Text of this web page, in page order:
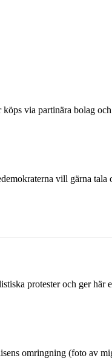
via partinära bolag
vill gärna tala
protester och ger här
omringning (foto av